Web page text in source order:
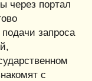
через портал
запроса
с